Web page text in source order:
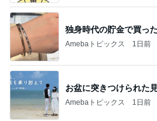
独身時代の貯金で買っ
Amebaトピックス 1日前
お盆に突きつけられた
Amebaトピックス 1日前